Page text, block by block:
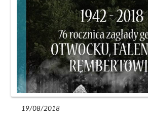
19/08/2018